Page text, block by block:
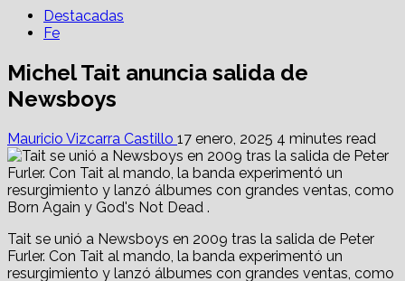
Destacadas
Fe
Michel Tait anuncia salida de
Newsboys
Mauricio Vizcarra Castillo 17 enero, 2025 4 minutes read
Tait se unió a Newsboys en 2009 tras la salida de Peter
Furler. Con Tait al mando, la banda experimentó un
resurgimiento y lanzó álbumes con grandes ventas, como